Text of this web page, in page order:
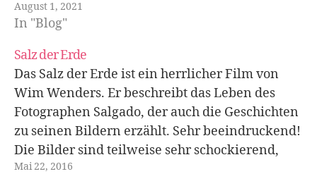
August 1, 2021
In "Blog"
Salz der Erde
Das Salz der Erde ist ein herrlicher Film von
Wim Wenders. Er beschreibt das Leben des
Fotographen Salgado, der auch die Geschichten
zu seinen Bildern erzählt. Sehr beeindruckend!
Die Bilder sind teilweise sehr schockierend,
aber sie zeigen die Wirklichkeit. Wie der
Mai 22, 2016